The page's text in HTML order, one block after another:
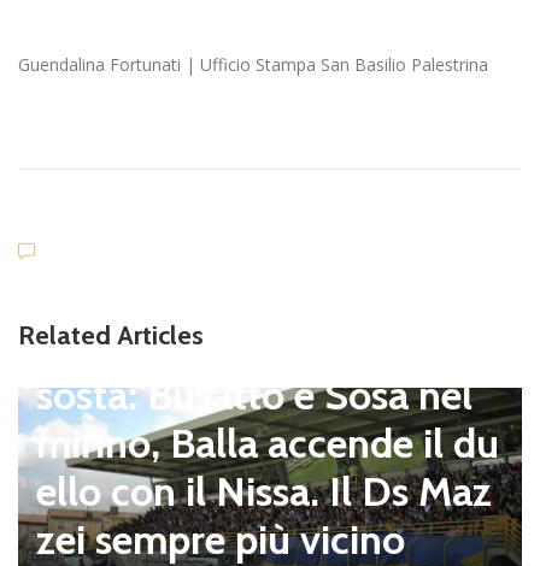
Guendalina Fortunati | Ufficio Stampa San Basilio Palestrina
Related Articles
pagnano), mercato senza
sosta: Busatto e Sosa nel
mirino, Balla accende il du
ello con il Nissa. Il Ds Maz
zei sempre più vicino